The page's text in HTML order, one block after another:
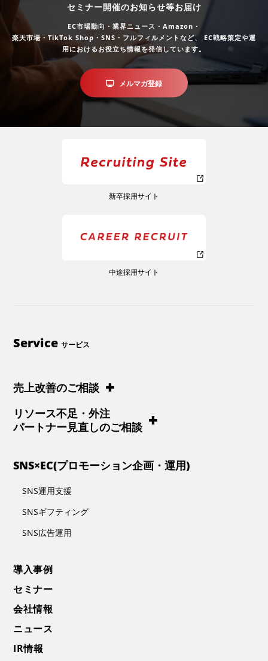
セミナー開催のお知らせ等お届け
EC市場動向・業界ニュース・Amazon・
楽天市場・TikTok Shop・SNS・フルフィルメントなど、
EC戦略策定や運
用におけるお役立ち情報を発信しています。
メルマガ登録
新卒採用サイト
中途採用サイト
Serviceサービス
売上改善のご相談
リソース不足・外注
パートナー見直しのご相談
SNS×EC(プロモーション企画・運用)
SNS運用支援
SNSギフティング
SNS広告運用
導入事例
セミナー
会社情報
ニュース
IR情報